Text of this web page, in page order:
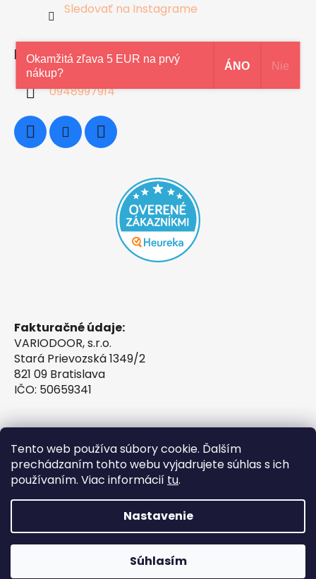
Tento web používa súbory cookie. Ďalším
prechádzaním tohto webu vyjadrujete súhlas s ich
používaním. Viac informácií tu.
Nastavenie
Súhlasím
Sledovať na Instagrame
Kontakt
0948997914
Fakturačné údaje:
VARIODOOR, s.r.o.
Stará Prievozská 1349/2
821 09 Bratislava
IČO: 50659341
Vytvoril Shoptet
VINTESSIA®
Okamžitá zľava 5 EUR na prvý
nákup?
ÁNO Nie